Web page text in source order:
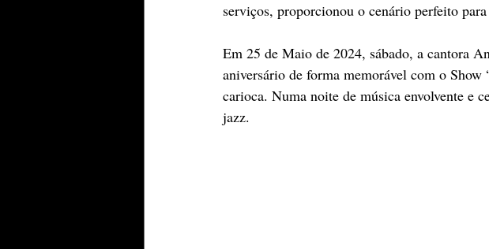
serviços, proporcionou o cenário perfeito para
Em 25 de Maio de 2024, sábado, a cantora
aniversário de forma memorável com o
carioca. Numa noite de música envolvente e
jazz.